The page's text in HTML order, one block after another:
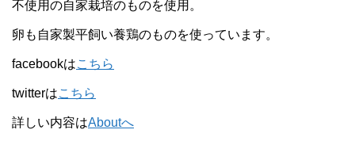
不使用の自家栽培のものを使用。
卵も自家製平飼い養鶏のものを使っています。
facebookはこちら
twitterはこちら
詳しい内容はAboutへ